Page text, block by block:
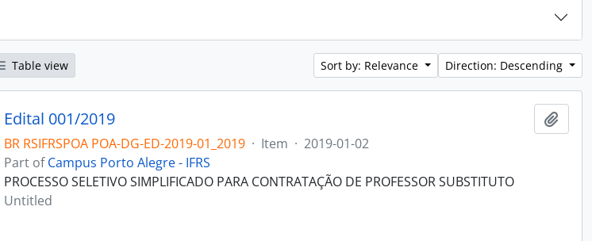
Table view Sort by: Relevance Direction: Descending
Edital 001/2019
BR RSIFRSPOA POA-DG-ED-2019-01_2019 · Item · 2019-01-02
Part ofCampus Porto Alegre - IFRS
PROCESSO SELETIVO SIMPLIFICADO PARA CONTRATAÇÃO DE PROFESSOR SUBSTITUTO
Untitled